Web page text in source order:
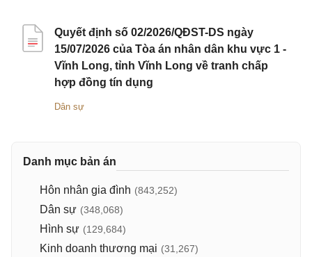
Quyết định số 02/2026/QĐST-DS ngày
15/07/2026 của Tòa án nhân dân khu vực 1 -
Vĩnh Long, tỉnh Vĩnh Long về tranh chấp
hợp đồng tín dụng
Dân sự
Danh mục bản án
Hôn nhân gia đình (843,252)
Dân sự (348,068)
Hình sự (129,684)
Kinh doanh thương mại (31,267)